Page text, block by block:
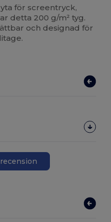
för screentryck,
detta 200 g/m² tyg.
och designad för